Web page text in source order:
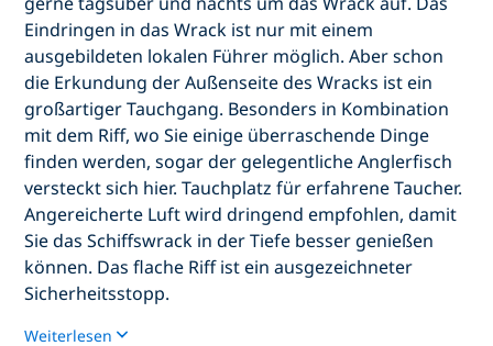
Eindringen in das Wrack ist nur mit einem
ausgebildeten lokalen Führer möglich. Aber schon
die Erkundung der Außenseite des Wracks ist ein
großartiger Tauchgang. Besonders in Kombination
mit dem Riff, wo Sie einige überraschende Dinge
finden werden, sogar der gelegentliche Anglerfisch
versteckt sich hier. Tauchplatz für erfahrene Taucher.
Angereicherte Luft wird dringend empfohlen, damit
Sie das Schiffswrack in der Tiefe besser genießen
können. Das flache Riff ist ein ausgezeichneter
Sicherheitsstopp.
Weiterlesen